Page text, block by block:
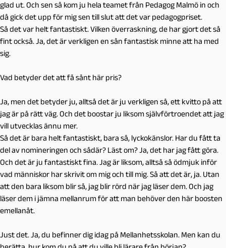
glad ut. Och sen så kom ju hela teamet från Pedagog Malmö in och
då gick det upp för mig sen till slut att det var pedagogpriset.
Så det var helt fantastiskt. Vilken överraskning, de har gjort det så
fint också. Ja, det är verkligen en sån fantastisk minne att ha med
sig.
Vad betyder det att få sånt här pris?
Ja, men det betyder ju, alltså det är ju verkligen så, ett kvitto på att
jag är på rätt väg. Och det boostar ju liksom självförtroendet att jag
vill utvecklas ännu mer.
Så det är bara helt fantastiskt, bara så, lyckokänslor. Har du fått ta
del av nomineringen och sådär? Läst om? Ja, det har jag fått göra.
Och det är ju fantastiskt fina. Jag är liksom, alltså så ödmjuk inför
vad människor har skrivit om mig och till mig. Så att det är, ja. Utan
att den bara liksom blir så, jag blir rörd när jag läser dem. Och jag
läser dem i jämna mellanrum för att man behöver den här boosten
emellanåt.
Just det. Ja, du befinner dig idag på Mellanhetsskolan. Men kan du